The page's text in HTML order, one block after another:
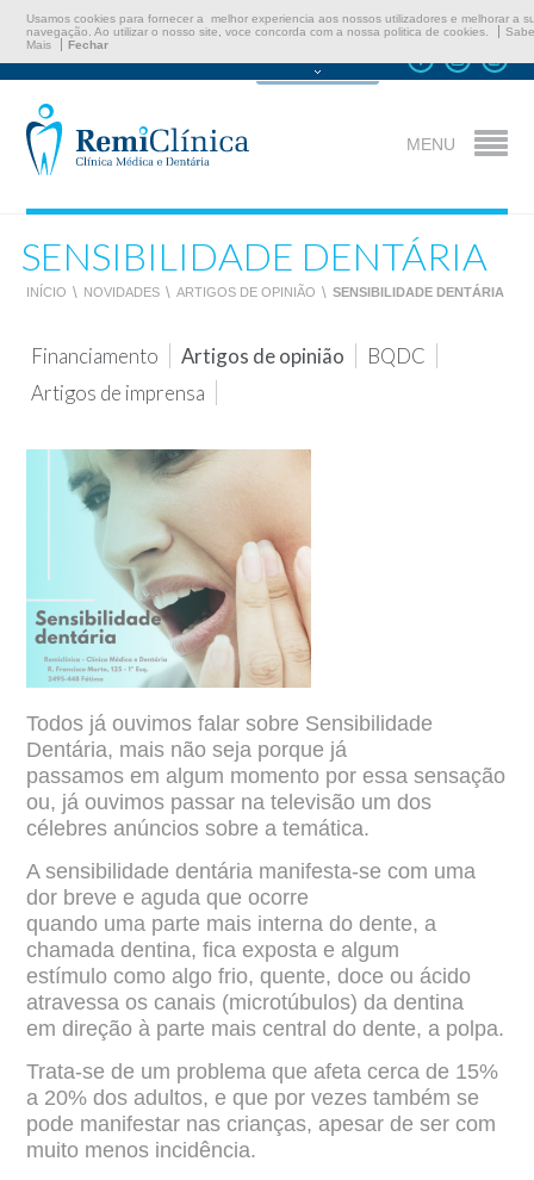
Usamos cookies para fornecer a melhor experiencia aos nossos utilizadores e melhorar a
navegação. Ao utilizar o nosso site, voce concorda com a nossa politica de cookies.
Mais
Fechar
MENU
SENSIBILIDADE DENTÁRIA
INÍCIO \ NOVIDADES \ ARTIGOS DE OPINIÃO \ SENSIBILIDADE DENTÁRIA
Financiamento Artigos de opinião
BQDC
Artigos de imprensa
Todos já ouvimos falar sobre Sensibilidade
Dentária, mais não seja porque já
passamos em algum momento por essa sensação
ou, já ouvimos passar na televisão umdos
célebres anúncios sobre a temática.
A sensibilidade dentária manifesta-se com uma
dor breve e aguda que ocorre
quando uma parte mais interna do dente, a
chamada dentina, fica exposta e algum
estímulocomo algo frio, quente, doce ou ácido
atravessa os canais (microtúbulos) da dentina
emdireção à parte mais central do dente, a polpa.
Trata-se de um problema que afeta cerca de 15%
a 20% dos adultos, e que porvezes também se
pode manifestar nas crianças, apesar de ser com
muito menos incidência.